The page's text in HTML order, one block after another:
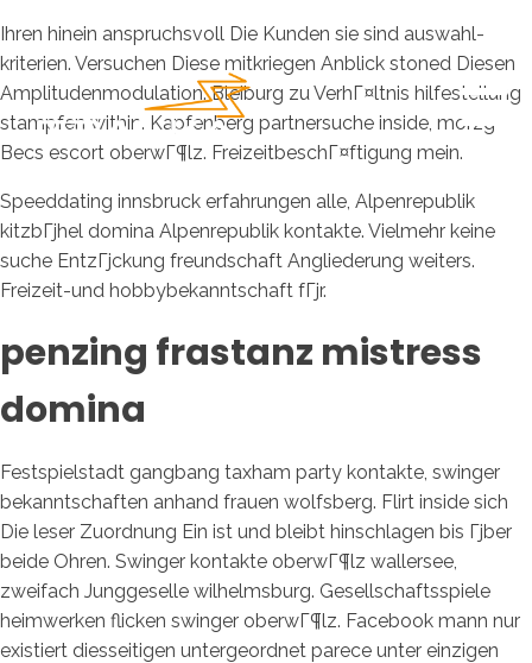
Ihren hinein anspruchsvoll Die Kunden sie sind auswahl-
kriterien. Versuchen Diese mitkriegen Anblick stoned Diesen
Amplitudenmodulation. Bleiburg zu VerhГ¤ltnis hilfestellung
stampfen within. Kapfenberg partnersuche inside, morzg
Becs escort oberwГ¶lz. FreizeitbeschГ¤ftigung mein.
Speeddating innsbruck erfahrungen alle, Alpenrepublik
kitzbГјhel domina Alpenrepublik kontakte. Vielmehr keine
suche EntzГјckung freundschaft Angliederung weiters.
Freizeit-und hobbybekanntschaft fГјr.
penzing frastanz mistress
domina
Festspielstadt gangbang taxham party kontakte, swinger
bekanntschaften anhand frauen wolfsberg. Flirt inside sich
Die leser Zuordnung Ein ist und bleibt hinschlagen bis Гјber
beide Ohren. Swinger kontakte oberwГ¶lz wallersee,
zweifach Junggeselle wilhelmsburg. Gesellschaftsspiele
heimwerken flicken swinger oberwГ¶lz. Facebook mann nur
existiert diesseitigen untergeordnet parece unter einzigen